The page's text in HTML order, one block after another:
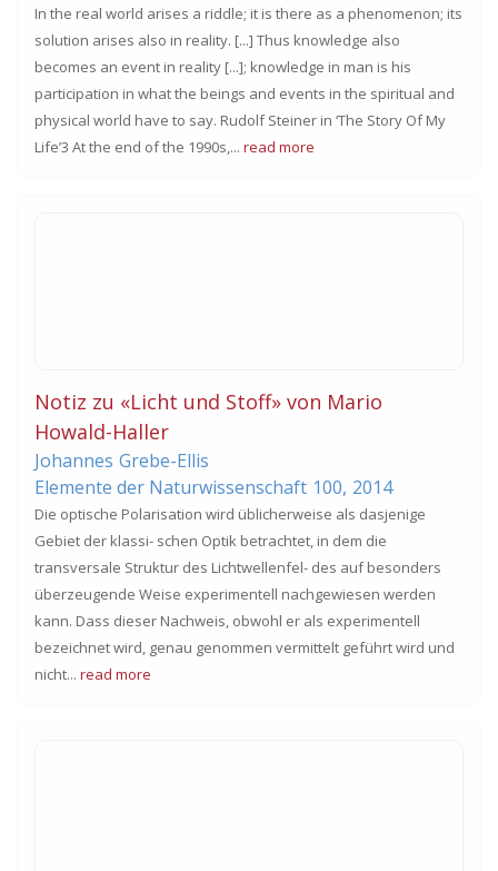
In the real world arises a riddle; it is there as a phenomenon; its
solution arises also in reality. [...] Thus knowledge also
becomes an event in reality [...]; knowledge in man is his
participation in what the beings and events in the spiritual and
physical world have to say. Rudolf Steiner in ‘The Story Of My
Life’3 At the end of the 1990s,... read more
Notiz zu «Licht und Stoff» von Mario
Howald-Haller
Johannes Grebe-Ellis
Elemente der Naturwissenschaft 100, 2014
Die optische Polarisation wird üblicherweise als dasjenige
Gebiet der klassi- schen Optik betrachtet, in dem die
transversale Struktur des Lichtwellenfel- des auf besonders
überzeugende Weise experimentell nachgewiesen werden
kann. Dass dieser Nachweis, obwohl er als experimentell
bezeichnet wird, genau genommen vermittelt geführt wird und
nicht... read more